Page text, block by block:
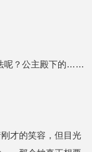
呢？公主殿下的……
才的笑容，但目光